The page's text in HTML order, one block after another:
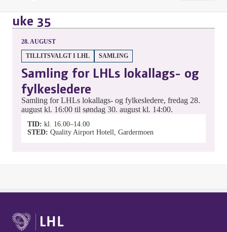
uke 35
28.AUGUST
TILLITSVALGT I LHL
SAMLING
Samling for LHLs lokallags- og
fylkesledere
Samling for LHLs lokallags- og fylkesledere, fredag 28.
august kl. 16:00 til søndag 30. august kl. 14:00.
TID kl. 16.00–14.00
STED Quality Airport Hotell, Gardermoen